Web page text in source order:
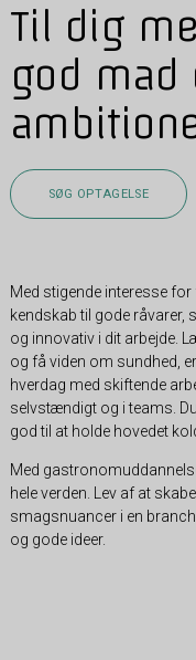
Til dig
god mad
SØG OPTAGELSE
Med stigende interesse
kendskab til gode
og innovativ i dit arbejde.
og få viden om sundhed,
hverdag med skiftende
selvstændigt og i teams.
god til at holde hovedet
Med
hele verden. Lev af at
smagsnuancer i en
og gode ideer.